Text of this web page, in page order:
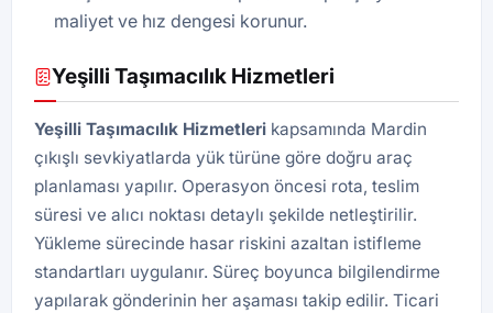
maliyet ve hız dengesi korunur.
Yeşilli Taşımacılık Hizmetleri
Yeşilli Taşımacılık Hizmetleri kapsamında Mardin
çıkışlı sevkiyatlarda yük türüne göre doğru araç
planlaması yapılır. Operasyon öncesi rota, teslim
süresi ve alıcı noktası detaylı şekilde netleştirilir.
Yükleme sürecinde hasar riskini azaltan istifleme
standartları uygulanır. Süreç boyunca bilgilendirme
yapılarak gönderinin her aşaması takip edilir. Ticari